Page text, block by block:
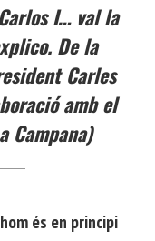
I… val la
De la
Carles
amb el
Campana)
és en principi